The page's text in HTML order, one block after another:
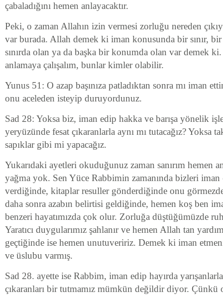
çabaladığını hemen anlayacaktır.
Peki, o zaman Allahın izin vermesi zorluğu nereden
var burada. Allah demek ki iman konusunda bir sınır,
sınırda olan ya da başka bir konumda olan var demek
anlamaya çalışalım, bunlar kimler olabilir.
Yunus 51: O azap başınıza patladıktan sonra mı iman
onu aceleden isteyip duruyordunuz.
Sad 28: Yoksa biz, iman edip hakka ve barışa yönelik
yeryüzünde fesat çıkaranlarla aynı mı tutacağız? Yoksa
sapıklar gibi mi yapacağız.
Yukarıdaki ayetleri okuduğunuz zaman sanırım hemen
yağma yok. Sen Yüce Rabbimin zamanında bizleri iman
verdiğinde, kitaplar resuller gönderdiğinde onu
daha sonra azabın belirtisi geldiğinde, hemen koş ben
benzeri hayatımızda çok olur. Zorluğa düştüğümüzde
Yaratıcı duygularımız şahlanır ve hemen Allah tan
geçtiğinde ise hemen unutuveririz. Demek ki iman
ve üslubu varmış.
Sad 28. ayette ise Rabbim, iman edip hayırda
çıkaranları bir tutmamız mümkün değildir diyor. Çünkü